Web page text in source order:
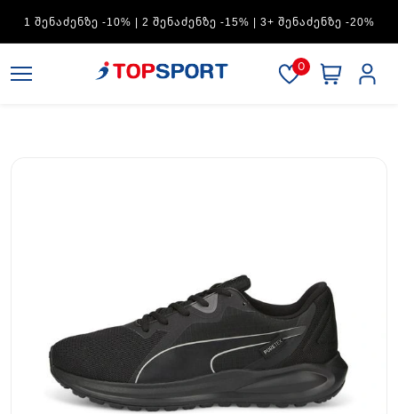
ᲨᲔᲜᲐᲫᲔᲜᲖᲔ -30%
0